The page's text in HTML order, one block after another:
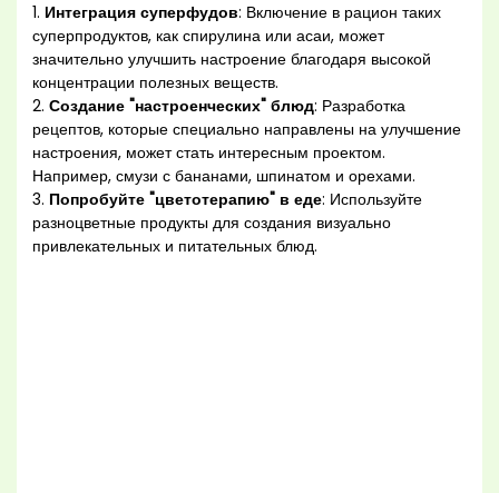
1. Интеграция суперфудов: Включение в рацион таких
суперпродуктов, как спирулина или асаи, может
значительно улучшить настроение благодаря высокой
концентрации полезных веществ.
2.Создание "настроенческих" блюд: Разработка
рецептов, которые специально направлены на улучшение
настроения, может стать интересным проектом.
Например, смузи с бананами, шпинатом и орехами.
3. Попробуйте "цветотерапию" в еде: Используйте
разноцветные продукты для создания визуально
привлекательных и питательных блюд.